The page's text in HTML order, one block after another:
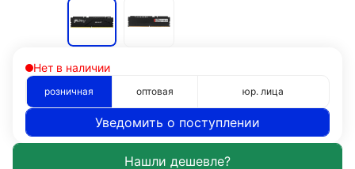
Нет в наличии
розничная оптовая юр. лица
Уведомить о поступлении